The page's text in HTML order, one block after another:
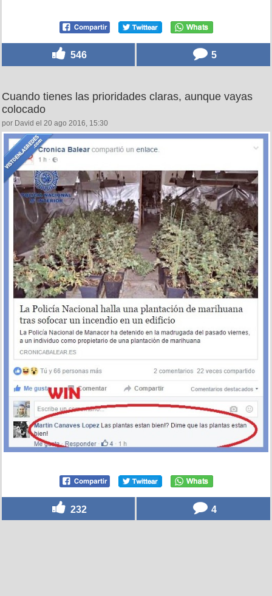
546 5
Cuando tienes las prioridades claras, aunque vayas
colocado
por David el 20 ago 2016, 15:30
232 4